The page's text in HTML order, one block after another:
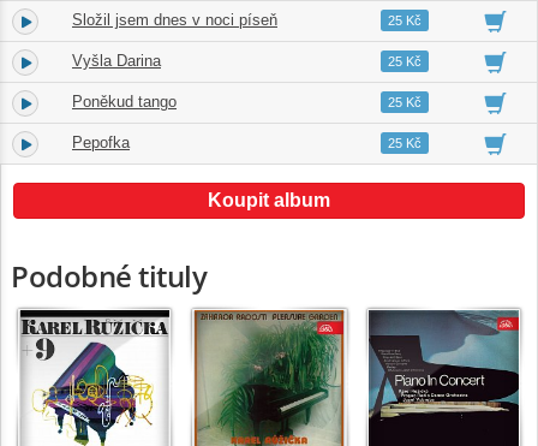
6. Složil jsem dnes v noci píseň 04:4625 Kč
7. Vyšla Darina 04:1525 Kč
8. Poněkud tango 04:3425 Kč
9. Pepofka 03:4825 Kč
Koupit album
Podobné tituly